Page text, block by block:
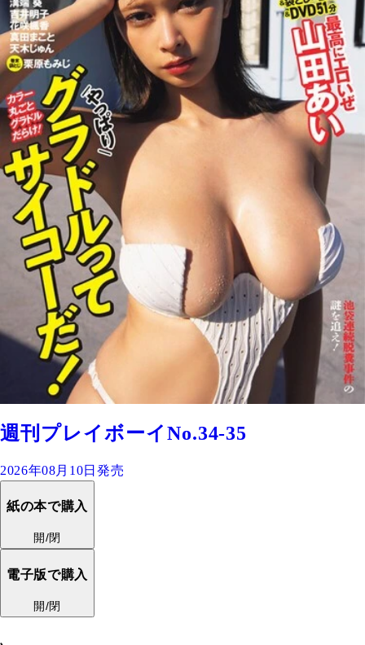
週刊プレイボーイNo.34-35
2026年08月10日発売
紙の本で購入
開/閉
電子版で購入
開/閉